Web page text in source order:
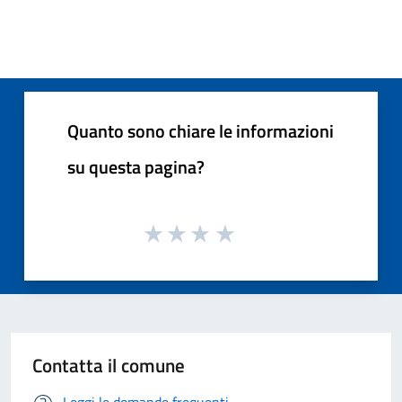
Quanto sono chiare le informazioni
su questa pagina?
Contatta il comune